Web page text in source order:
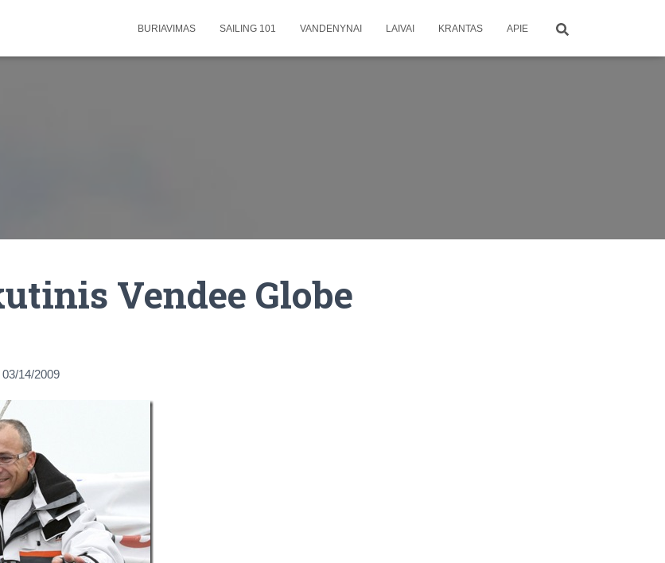
BURIAVIMAS SAILING 101 VANDENYNAI LAIVAI KRANTAS APIE
Vendee Globe
03/14/2009